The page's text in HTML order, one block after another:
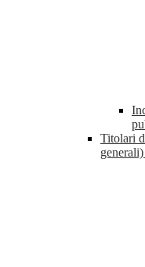
Titolari
generali)